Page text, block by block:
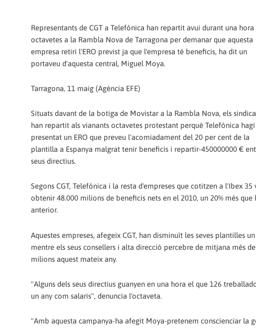
Representants de CGT a Telefónica han repartit avui durant una hora
octavetes a la Rambla Nova de Tarragona per demanar que aquesta
empresa retiri l'ERO previst ja que l'empresa té beneficis, ha dit un
portaveu d'aquesta central, Miguel Moya.
Tarragona, 11 maig (Agència EFE)
Situats davant de la botiga de Movistar a la Rambla Nova, els
han repartit als vianants octavetes protestant perquè Telefónica hagi
presentat un ERO que preveu l'acomiadament del 20 per cent de la
plantilla a Espanya malgrat tenir beneficis i repartir-450000000 €
seus directius.
Segons CGT, Telefónica i la resta d'empreses que cotitzen a l'Ibex 35
obtenir 48.000 milions de beneficis nets en el 2010, un 20% més que
anterior.
Aquestes empreses, afegeix CGT, han disminuït les seves plantilles un
mentre els seus consellers i alta direcció percebre de mitjana més de
milions aquest mateix any.
"Alguns dels seus directius guanyen en una hora el que 126
un any com salaris", denuncia l'octaveta.
"Amb aquesta campanya-ha afegit Moya-pretenem conscienciar la